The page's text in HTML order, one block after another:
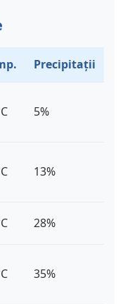
Precipitații
5%
13%
28%
35%